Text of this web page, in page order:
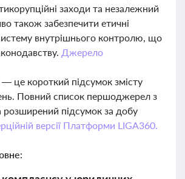
заходи та незалежний
також забезпечити етичні
внутрішнього контролю, що
Джерело
це короткий підсумок змісту
Повний список першоджерел з
розширений підсумок за добу
версії Платформи LIGA360.